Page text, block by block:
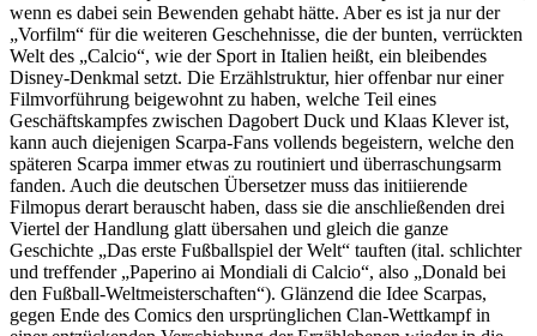
wenn es dabei sein Bewenden gehabt hätte. Aber es ist ja nur der
„Vorfilm“ für die weiteren Geschehnisse, die der bunten, verrückten
Welt des „Calcio“, wie der Sport in Italien heißt, ein bleibendes
Disney-Denkmal setzt. Die Erzählstruktur, hier offenbar nur einer
Filmvorführung beigewohnt zu haben, welche Teil eines
Geschäftskampfes zwischen Dagobert Duck und Klaas Klever ist,
kann auch diejenigen Scarpa-Fans vollends begeistern, welche den
späteren Scarpa immer etwas zu routiniert und überraschungsarm
fanden. Auch die deutschen Übersetzer muss das initiierende
Filmopus derart berauscht haben, dass sie die anschließenden drei
Viertel der Handlung glatt übersahen und gleich die ganze
Geschichte „Das erste Fußballspiel der Welt“ tauften (ital. schlichter
und treffender „Paperino ai Mondiali di Calcio“, also „Donald bei
den Fußball-Weltmeisterschaften“). Glänzend die Idee Scarpas,
gegen Ende des Comics den ursprünglichen Clan-Wettkampf in